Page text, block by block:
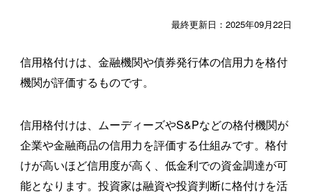
最終更新日：2025年09月22日
信用格付けは、金融機関や債券発行体の信用力を格付
機関が評価するものです。
信用格付けは、ムーディーズやS&Pなどの格付機関が
企業や金融商品の信用力を評価する仕組みです。格付
けが高いほど信用度が高く、低金利での資金調達が可
能となります。投資家は融資や投資判断に格付けを活